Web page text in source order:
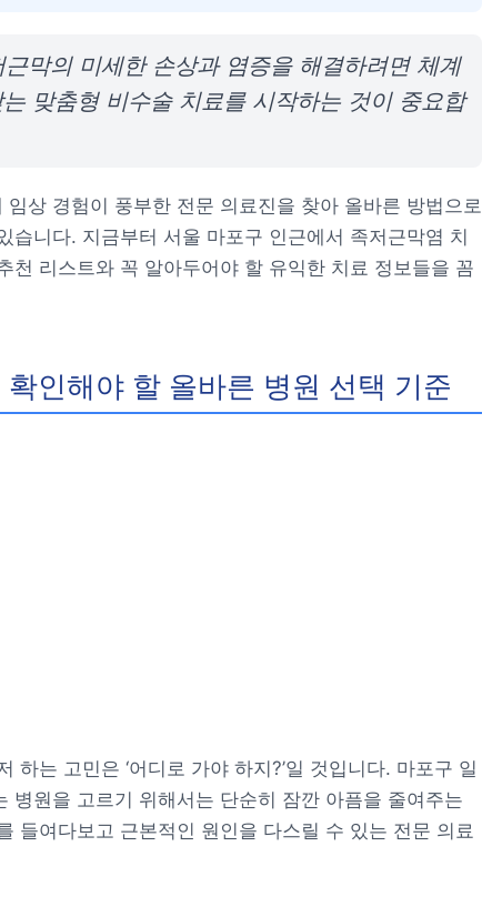
막의 미세한 손상과 염증을 해결하려면 체계
맞춤형 비수술 치료를 시작하는 것이 중요합
상 경험이 풍부한 전문 의료진을 찾아 올바른 방법으로
습니다. 지금부터 서울 마포구 인근에서 족저근막염 치
천 리스트와 꼭 알아두어야 할 유익한 치료 정보들을 꼼
인해야 할 올바른 병원 선택 기준
하는 고민은 ‘어디로 가야 하지?’일 것입니다. 마포구 일
병원을 고르기 위해서는 단순히 잠깐 아픔을 줄여주는
들여다보고 근본적인 원인을 다스릴 수 있는 전문 의료